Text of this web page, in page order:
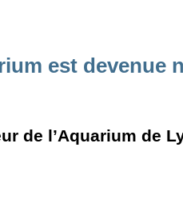
est devenue
de l’Aquarium de